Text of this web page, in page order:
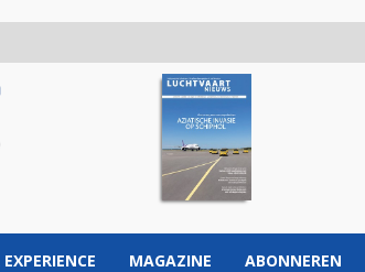
EXPERIENCE MAGAZINE ABONNEREN